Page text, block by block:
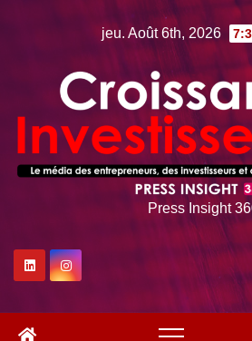
jeu. Août 6th, 2026
Press Insight